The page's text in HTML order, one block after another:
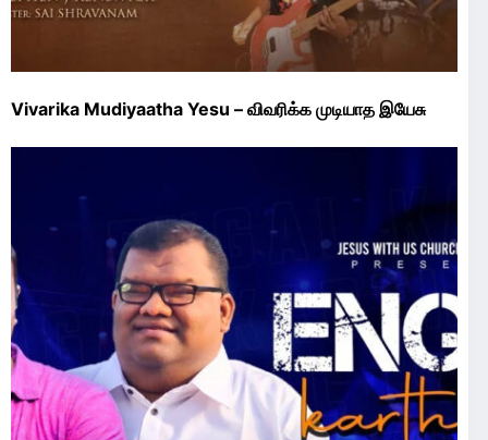
Vivarika Mudiyaatha Yesu – விவரிக்க முடியாத இயேசு